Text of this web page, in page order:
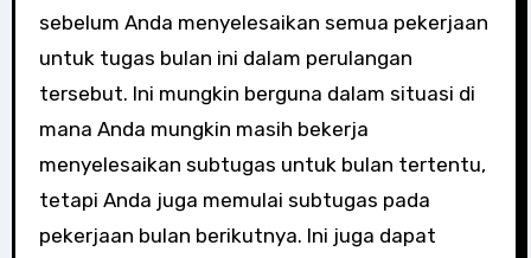
sebelum Anda menyelesaikan semua pekerjaan
untuk tugas bulan ini dalam perulangan
tersebut. Ini mungkin berguna dalam situasi di
mana Anda mungkin masih bekerja
menyelesaikan subtugas untuk bulan tertentu,
tetapi Anda juga memulai subtugas pada
pekerjaan bulan berikutnya. Ini juga dapat